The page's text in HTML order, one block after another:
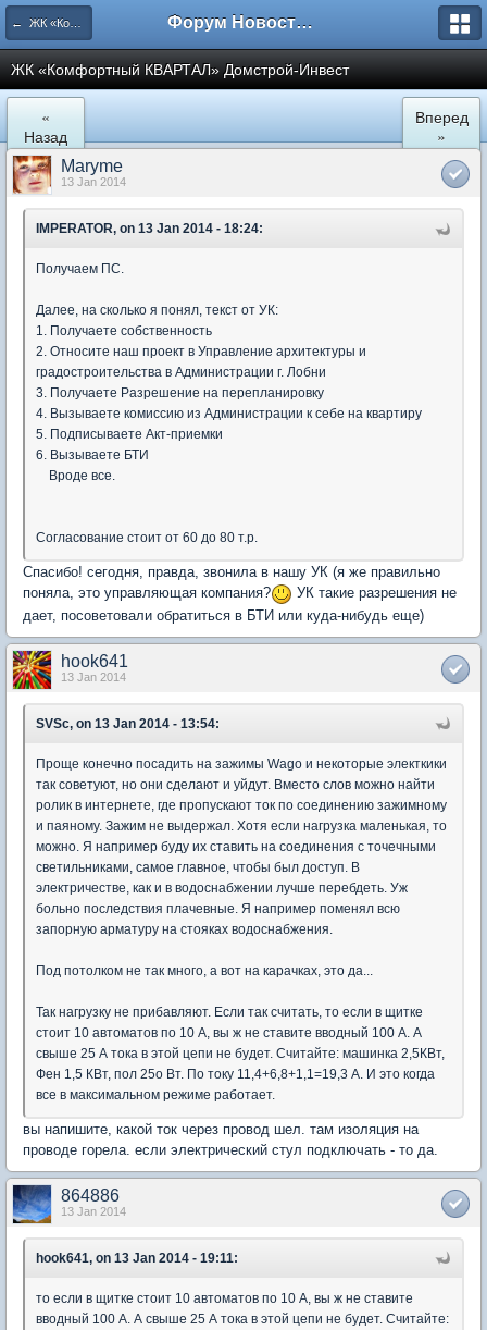
← ЖК «Комфортный КВАРТАЛ» Форум Новостройки
ЖК «Комфортный КВАРТАЛ» Домстрой-Инвест
«
Назад
Вперед
»
Maryme
13 Jan 2014
IMPERATOR, on 13 Jan 2014 - 18:24:
Получаем ПС.
Далее, на сколько я понял, текст от УК:
1. Получаете собственность
2. Относите наш проект в Управление архитектуры и
градостроительства в Администрации г. Лобни
3. Получаете Разрешение на перепланировку
4. Вызываете комиссию из Администрации к себе на квартиру
5. Подписываете Акт-приемки
6. Вызываете БТИ
Вроде все.
Согласование стоит от 60 до 80 т.р.
Спасибо! сегодня, правда, звонила в нашу УК (я же правильно
поняла, это управляющая компания?
УК такие разрешения не
дает, посоветовали обратиться в БТИ или куда-нибудь еще)
hook641
13 Jan 2014
SVSc, on 13 Jan 2014 - 13:54:
Проще конечно посадить на зажимы Wago и некоторые электкики
так советуют, но они сделают и уйдут. Вместо слов можно найти
ролик в интернете, где пропускают ток по соединению зажимному
и паяному. Зажим не выдержал. Хотя если нагрузка маленькая, то
можно. Я например буду их ставить на соединения с точечными
светильниками, самое главное, чтобы был доступ. В
электричестве, как и в водоснабжении лучше перебдеть. Уж
больно последствия плачевные. Я например поменял всю
запорную арматуру на стояках водоснабжения.
Под потолком не так много, а вот на карачках, это да...
Так нагрузку не прибавляют. Если так считать, то если в щитке
стоит 10 автоматов по 10 А, вы ж не ставите вводный 100 А. А
свыше 25 А тока в этой цепи не будет. Считайте: машинка 2,5КВт,
Фен 1,5 КВт, пол 25о Вт. По току 11,4+6,8+1,1=19,3 А. И это когда
все в максимальном режиме работает.
вы напишите, какой ток через провод шел. там изоляция на
проводе горела. если электрический стул подключать - то да.
864886
13 Jan 2014
hook641, on 13 Jan 2014 - 19:11:
то если в щитке стоит 10 автоматов по 10 А, вы ж не ставите
вводный 100 А. А свыше 25 А тока в этой цепи не будет. Считайте: